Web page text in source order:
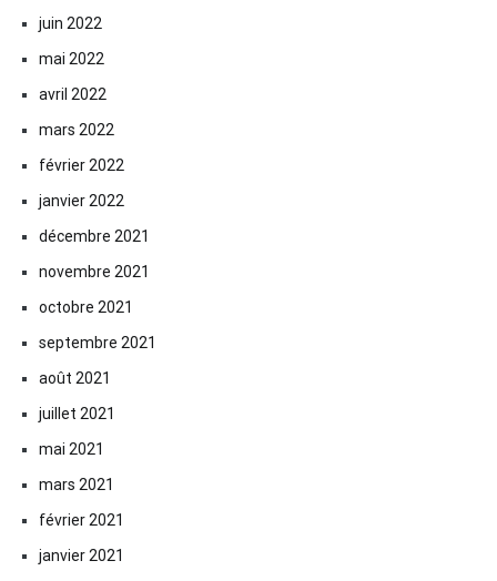
juin 2022
mai 2022
avril 2022
mars 2022
février 2022
janvier 2022
décembre 2021
novembre 2021
octobre 2021
septembre 2021
août 2021
juillet 2021
mai 2021
mars 2021
février 2021
janvier 2021